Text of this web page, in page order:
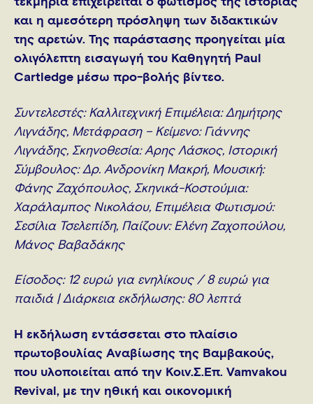
και η αμεσότερη πρόσληψη των διδακτικών
της αρετών. Της παράστασης προηγείται μία
ολιγόλεπτη εισαγωγή του Καθηγητή Paul
Cartledge μέσω προ-βολής βίντεο.
Συντελεστές: Καλλιτεχνική Επιμέλεια: Δημήτρης
Λιγνάδης, Μετάφραση – Κείμενο: Γιάννης
Λιγνάδης, Σκηνοθεσία: Άρης Λάσκος, Ιστορική
Σύμβουλος: Δρ. Ανδρονίκη Μακρή, Μουσική:
Φάνης Ζαχόπουλος, Σκηνικά-Κοστούμια:
Χαράλαμπος Νικολάου, Επιμέλεια Φωτισμού:
Σεσίλια Τσελεπίδη, Παίζουν: Ελένη Ζαχοπούλου,
Μάνος Βαβαδάκης
Είσοδος: 12 ευρώ για ενηλίκους / 8 ευρώ για
παιδιά | Διάρκεια εκδήλωσης: 80 λεπτά
Η εκδήλωση εντάσσεται στο πλαίσιο
πρωτοβουλίας Αναβίωσης της Βαμβακούς,
που υλοποιείται από την Κοιν.Σ.Επ. Vamvakou
Revival, με την ηθική και οικονομική